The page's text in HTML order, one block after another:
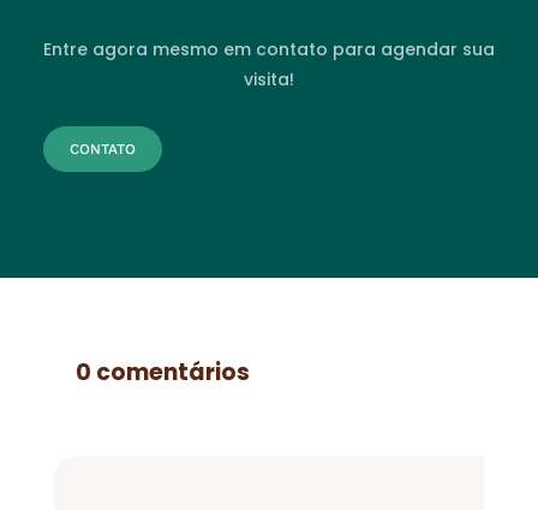
Entre agora mesmo em contato para agendar sua
visita!
CONTATO
0 comentários